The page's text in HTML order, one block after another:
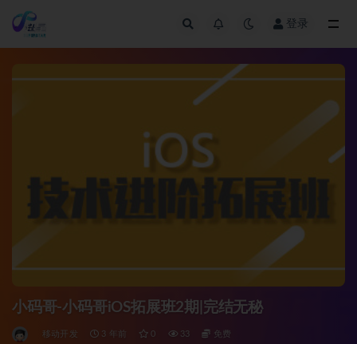
登录
小码哥-小码哥iOS拓展班2期|完结无秘
移动开发 3 年前 0 33 免费